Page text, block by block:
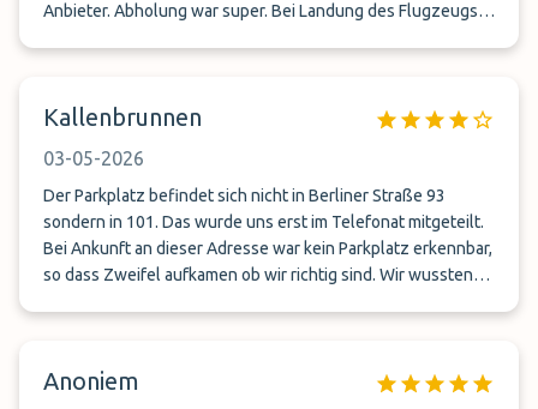
Anbieter. Abholung war super. Bei Landung des Flugzeugs
Kallenbrunnen
03-05-2026
Der Parkplatz befindet sich nicht in Berliner Straße 93
sondern in 101. Das wurde uns erst im Telefonat mitgeteilt.
Bei Ankunft an dieser Adresse war kein Parkplatz erkennbar,
so dass Zweifel aufkamen ob wir richtig sind. Wir wussten
war sehr freundlich und hilfsbereit. Die Abholung am
Anoniem